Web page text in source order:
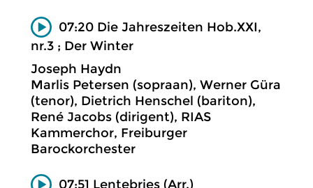
07:20 Die Jahreszeiten Hob.XXI,
nr.3 ; Der Winter
Joseph Haydn
Marlis Petersen (sopraan), Werner Güra
(tenor), Dietrich Henschel (bariton),
René Jacobs (dirigent), RIAS
Kammerchor, Freiburger
Barockorchester
07:51 Lentebries (Arr.)